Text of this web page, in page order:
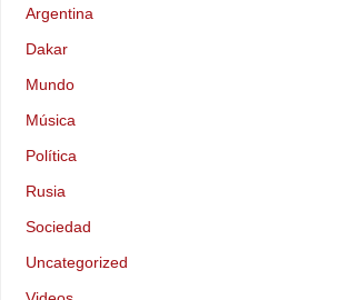
Argentina
Dakar
Mundo
Música
Política
Rusia
Sociedad
Uncategorized